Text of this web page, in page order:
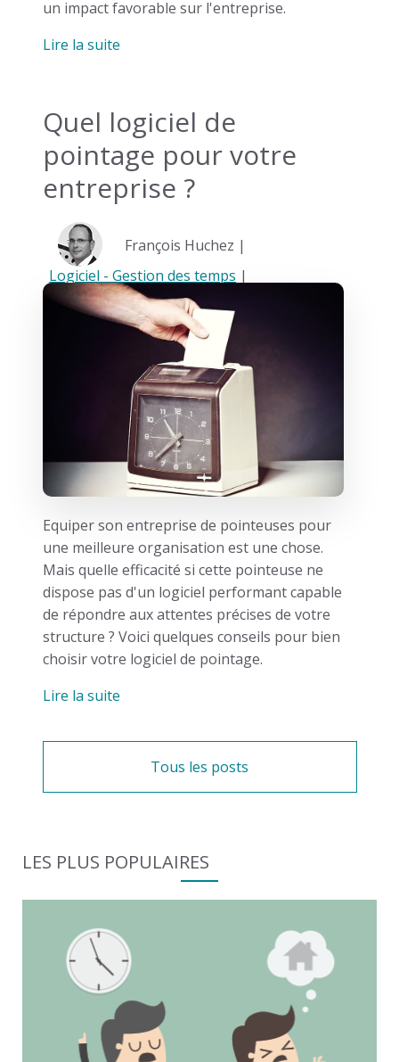
un impact favorable sur l'entreprise.
Lire la suite
Quel logiciel de
pointage pour votre
entreprise ?
François Huchez |
Logiciel - Gestion des temps |
Equiper son entreprise de pointeuses pour
une meilleure organisation est une chose.
Mais quelle efficacité si cette pointeuse ne
dispose pas d'un logiciel performant capable
de répondre aux attentes précises de votre
structure ? Voici quelques conseils pour bien
choisir votre logiciel de pointage.
Lire la suite
Tous les posts
LES PLUS POPULAIRES